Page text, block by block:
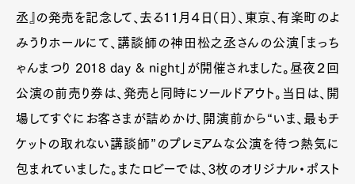
丞』の発売を記念して、去る11月４日（日）、東京、有楽町のよ
みうりホールにて、講談師の神田松之丞さんの公演「まっち
ゃんまつり 2018 day & night」が開催されました。昼夜２回
公演の前売り券は、発売と同時にソールドアウト。当日は、開
場してすぐにお客さまが詰めかけ、開演前から“いま、最もチ
ケットの取れない講談師”のプレミアムな公演を待つ熱気に
包まれていました。またロビーでは、3枚のオリジナル・ポスト